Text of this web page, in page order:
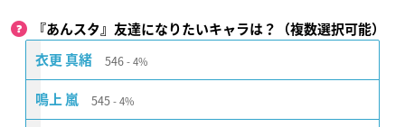
『あんスタ』友達になりたいキャラは？（複数選択可能）
衣更 真緒 546 4%
鳴上 嵐 545 4%